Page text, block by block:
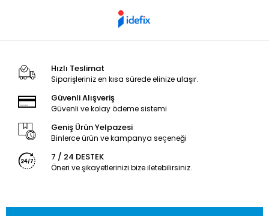
Hızlı Teslimat
Siparişleriniz en kısa sürede elinize ulaşır.
Güvenli Alışveriş
Güvenli ve kolay ödeme sistemi
Geniş Ürün Yelpazesi
Binlerce ürün ve kampanya seçeneği
7 / 24 DESTEK
Öneri ve şikayetlerinizi bize iletebilirsiniz.